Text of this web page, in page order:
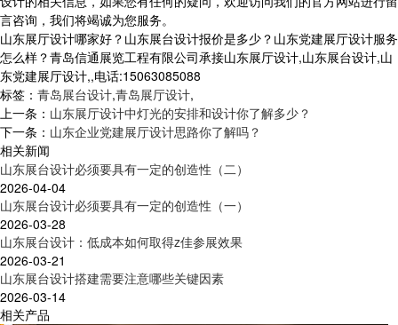
言咨询，我们将竭诚为您服务。
山东展厅设计哪家好？山东展台设计报价是多少？山东党建展厅设计服务
怎么样？青岛信通展览工程有限公司承接山东展厅设计,山东展台设计,山
东党建展厅设计,,电话:15063085088
标签： 青岛展台设计,青岛展厅设计,
上一条： 山东展厅设计中灯光的安排和设计你了解多少？
下一条： 山东企业党建展厅设计思路你了解吗？
相关新闻
山东展台设计必须要具有一定的创造性（二）
2026-04-04
山东展台设计必须要具有一定的创造性（一）
2026-03-28
山东展台设计：低成本如何取得z佳参展效果
2026-03-21
山东展台设计搭建需要注意哪些关键因素
2026-03-14
相关产品